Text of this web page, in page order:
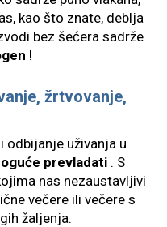
kao što znate, deblja
bez šećera sadrže
!
žrtvovanje,
odbijanje uživanja u
prevladati . S
nas nezaustavljivi
večere ili večere s
žaljenja.